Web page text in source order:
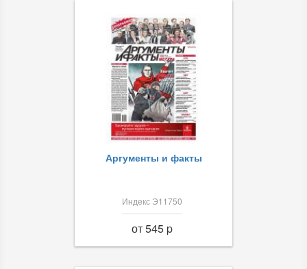
Аргументы и факты
Индекс Э11750
от 545 p